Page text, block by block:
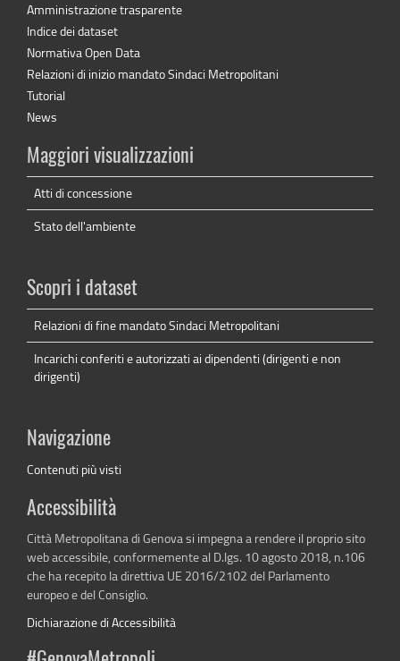
Amministrazione trasparente
Indice dei dataset
Normativa Open Data
Relazioni di inizio mandato Sindaci Metropolitani
Tutorial
News
Maggiori visualizzazioni
Atti di concessione
Stato dell'ambiente
Scopri i dataset
Relazioni di fine mandato Sindaci Metropolitani
Incarichi conferiti e autorizzati ai dipendenti (dirigenti e non
dirigenti)
Navigazione
Contenuti più visti
Accessibilità
Città Metropolitana di Genova si impegna a rendere il proprio sito
web accessibile, conformemente al D.lgs. 10 agosto 2018, n.106
che ha recepito la direttiva UE 2016/2102 del Parlamento
europeo e del Consiglio.
Dichiarazione di Accessibilità